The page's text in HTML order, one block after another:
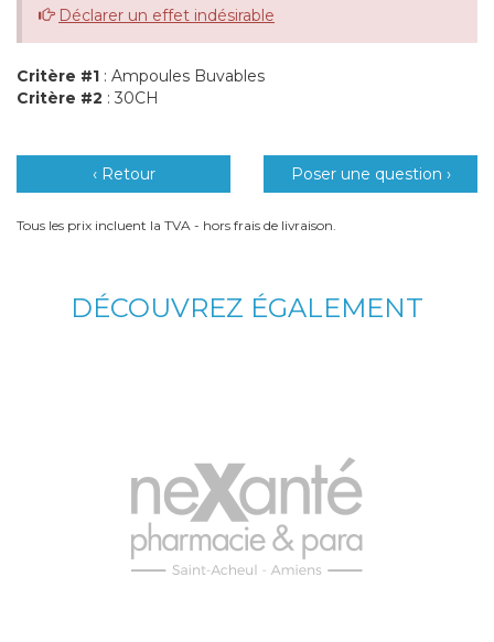
Déclarer un effet indésirable
Critère #1 : Ampoules Buvables
Critère #2 : 30CH
‹ Retour Poser une question ›
Tous les prix incluent la TVA - hors frais de livraison.
DÉCOUVREZ ÉGALEMENT